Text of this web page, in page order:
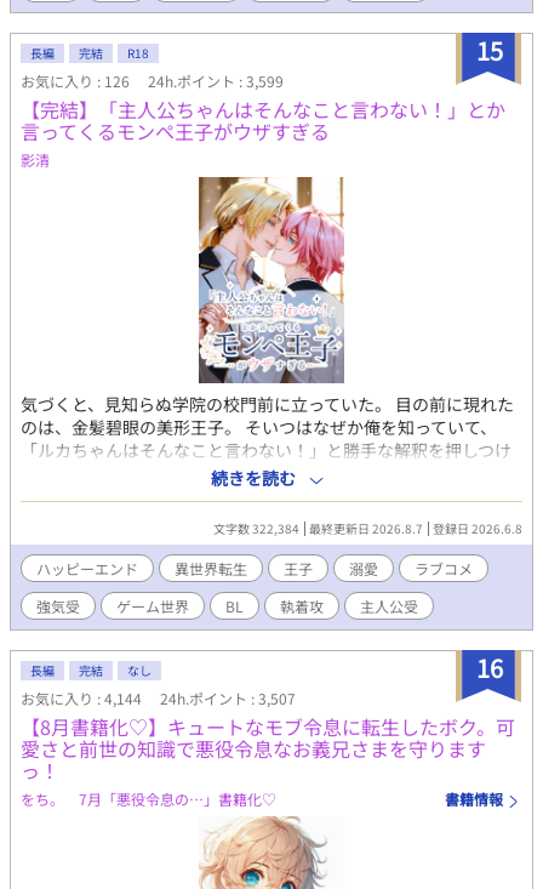
ずのヒロインや攻略対象たちまで、誰もシナリオどおりに動かな
い。 戸惑いながら過ごす日々の中で、僕は少しずつ気づいてい
く。 ゲームで知っている悪役令息ルーカスと、僕の中に残る本当
のルーカスは、まったく違う人物なのではないか、と。 でも、卒
業式は、確実に近づいてくる。 捨てられるためだけに育てられた
悪役令息と、一度失った婚約者を今度こそ守り抜こうとする死に
戻り王太子。 二人が二度目の人生で選ぶ、本当の未来とは――
15
長編 完結 R18
お気に入り : 126 24h.ポイント : 3,599
【完結】「主人公ちゃんはそんなこと言わない！」とか
言ってくるモンペ王子がウザすぎる
影清
気づくと、見知らぬ学院の校門前に立っていた。 目の前に現れた
のは、金髪碧眼の美形王子。 そいつはなぜか俺を知っていて、
「ルカちゃんはそんなこと言わない！」と勝手な解釈を押しつけ
てくる。 どうやら俺は、BLゲームの主人公に転生したらしい。
だが俺は、そいつが愛する可憐な『ルカちゃん』ではない。 それ
なのに王子は、解釈違いだと騒ぎながら俺を守り、甘やかし、命
懸けの執着を向けてくる。 ウザい。うるさい。愛が重い。 推しと
現実の違いに戸惑うモンペ王子と、本人を見ろと言い続ける主人
公。 解釈違いから始まる、BLゲーム転生ラブコメ。 全61話。 ※
ハッピーエンド ※暴力的表現は予告なく出てきます ※性的な表現
があるタイトルには※付 ※R-18は中盤から ※カップリングはメイ
ンのみ（王子×主人公）
続きを読む
文字数 322,384 最終更新日 2026.8.7 登録日 2026.6.8
ハッピーエンド 異世界転生 王子 溺愛
ラブコメ
強気受
ゲーム世界 BL 執着攻 主人公受
16
長編 完結 なし
お気に入り : 4,144 24h.ポイント : 3,507
【8月書籍化♡】キュートなモブ令息に転生したボク。可
愛さと前世の知識で悪役令息なお義兄さまを守ります
っ！
をち。 7月「悪役令息の…」書籍化♡ 書籍情報